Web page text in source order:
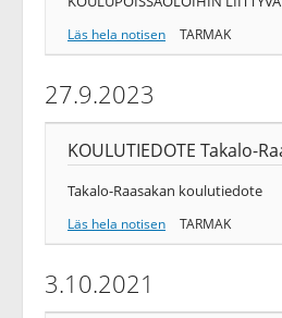
Läs hela notisen TARMAK
27.9.2023
KOULUTIEDOTE Takalo-
Takalo-Raasakan koulutiedote
Läs hela notisen TARMAK
3.10.2021